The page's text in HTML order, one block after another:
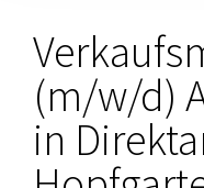
(m/w/d)
in